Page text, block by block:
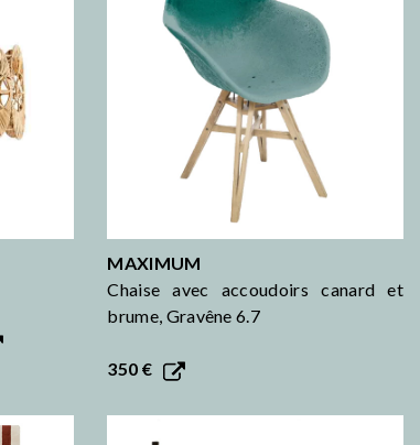
MAXIMUM
Chaise avec accoudoirs canard et
brume, Gravêne 6.7
350 €